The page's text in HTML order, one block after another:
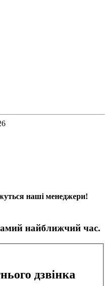
наші менеджери!
найближчий час.
дзвінка